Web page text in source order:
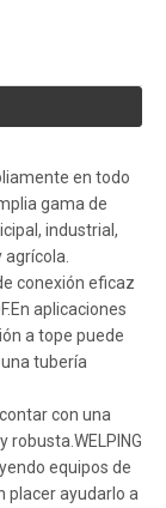
en todo
gama de
industrial,
conexión eficaz
aplicaciones
a tope puede
tubería
con una
equipos de
placer ayudarlo a